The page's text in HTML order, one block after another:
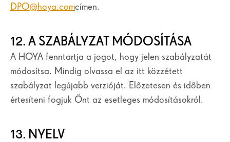
DPO@hoya.comcímen.
12. A SZABÁLYZAT MÓDOSÍTÁSA
A HOYA fenntartja a jogot, hogy jelen szabályzatát
módosítsa. Mindig olvassa el az itt közzétett
szabályzat legújabb verzióját. Előzetesen és időben
értesíteni fogjuk Önt az esetleges módosításokról.
13. NYELV